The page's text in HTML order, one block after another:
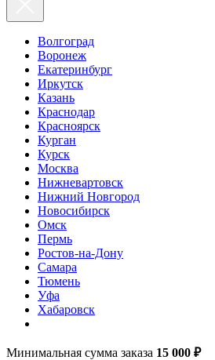
Волгоград
Воронеж
Екатеринбург
Иркутск
Казань
Краснодар
Красноярск
Курган
Курск
Москва
Нижневартовск
Нижний Новгород
Новосибирск
Омск
Пермь
Ростов-на-Дону
Самара
Тюмень
Уфа
Хабаровск
Минимальная сумма заказа 15 000 ₽